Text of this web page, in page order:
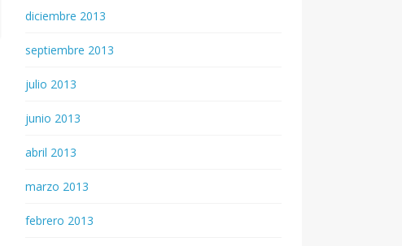
diciembre 2013
septiembre 2013
julio 2013
junio 2013
abril 2013
marzo 2013
febrero 2013